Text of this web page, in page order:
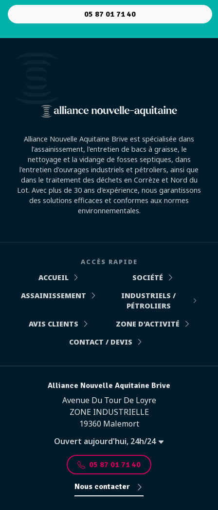
05 87 01 71 40
Alliance Nouvelle Aquitaine Brive est spécialisée dans
l’assainissement, l'entretien de bacs à graisse, le
nettoyage et la vidange de fosses septiques, dans
l'entretien d'ouvrages industriels et pétroliers, ainsi que
dans le traitement des déchets en Corrèze et Nord du
Lot. Avec plus de 30 ans d'expérience, nous garantissons
des solutions efficaces et conformes aux normes
environnementales.
ACCÈS RAPIDE
ACCUEIL
SOCIÉTÉ
ASSAINISSEMENT
INDUSTRIELS /
PÉTROLIERS
AVIS CLIENTS
ZONE D'ACTIVITÉ
CONTACT / DEVIS
Alliance Nouvelle Aquitaine Brive
Avenue Du Tour De Loyre
ZONE INDUSTRIELLE
19360 Malemort
Ouvert aujourd'hui, 24h/24
05 87 01 71 40
Nous contacter